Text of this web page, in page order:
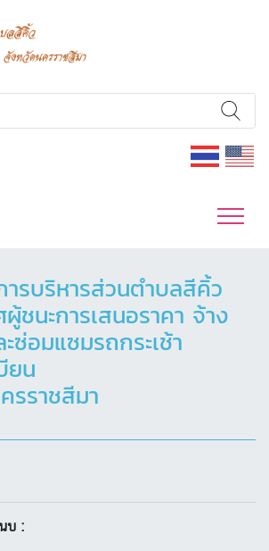
ารบริหารส่วนตำบลสีคิ้ว
ชนะการเสนอราคา จ้าง
ซ่อมแซมรถกระเช้า
ยน
ราชสีมา
บ :